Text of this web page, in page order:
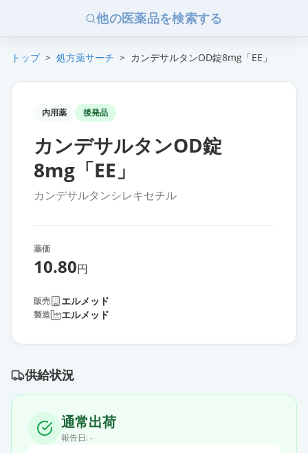
他の医薬品を検索する
トップ > 処方薬サーチ > カンデサルタンOD錠8mg「EE」
内用薬 後発品
カンデサルタンOD錠
8mg「EE」
カンデサルタンシレキセチル
薬価
10.80円
販売 エルメッド
製造 エルメッド
供給状況
通常出荷
報告日: -